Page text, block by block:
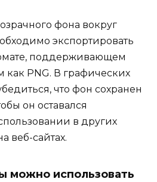
фона вокруг
экспортировать
поддерживающем
как PNG. В графических
что фон сохранен
он оставался
в других
веб-сайтах.
можно использовать